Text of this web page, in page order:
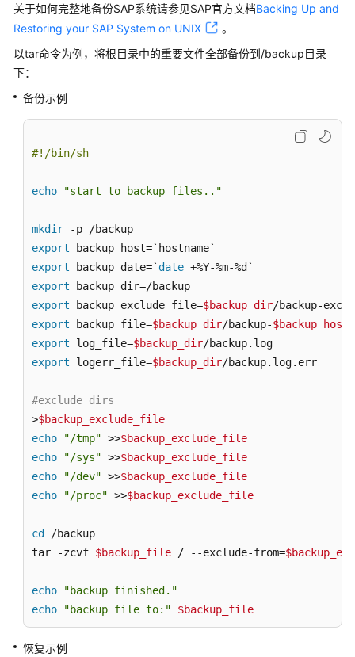
部
署
南
SAP
指
（专
SAP
高
可
用
及
灾
备
南
SAP
份
与
恢
指
南
概
述
备
关于如何完整地备份SAP系统请参见SAP官方文档Backing Up and
Restoring your SAP System on UNIX
。
以tar命令为例，将根目录中的重要文件全部备份到/backup目录
下：
备份示例
#!/bin/sh
echo "start to backup files.."
mkdir
export
export backup_date=`date
export
export backup_exclude_file=$backup_dir
export backup_file=$backup_dir/backup-$backup_host
export log_file=$backup_dir
export logerr_file=$backup_dir/backup.log.err
#exclude dirs
>$backup_exclude_file
echo
"/tmp" >>$backup_exclude_file
echo
"/sys" >>$backup_exclude_file
echo
"/dev" >>$backup_exclude_file
echo
"/proc" >>$backup_exclude_file
cd
/backup
tar -zcvf $backup_file / --exclude-from=
echo
"backup finished."
echo
"backup file to:" $backup_file
恢复示例